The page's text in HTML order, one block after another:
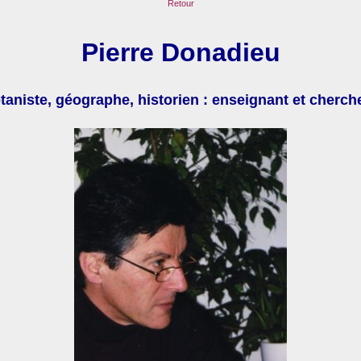
Retour
Pierre Donadieu
géographe, historien : enseignant et